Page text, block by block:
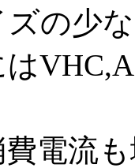
の少
電流